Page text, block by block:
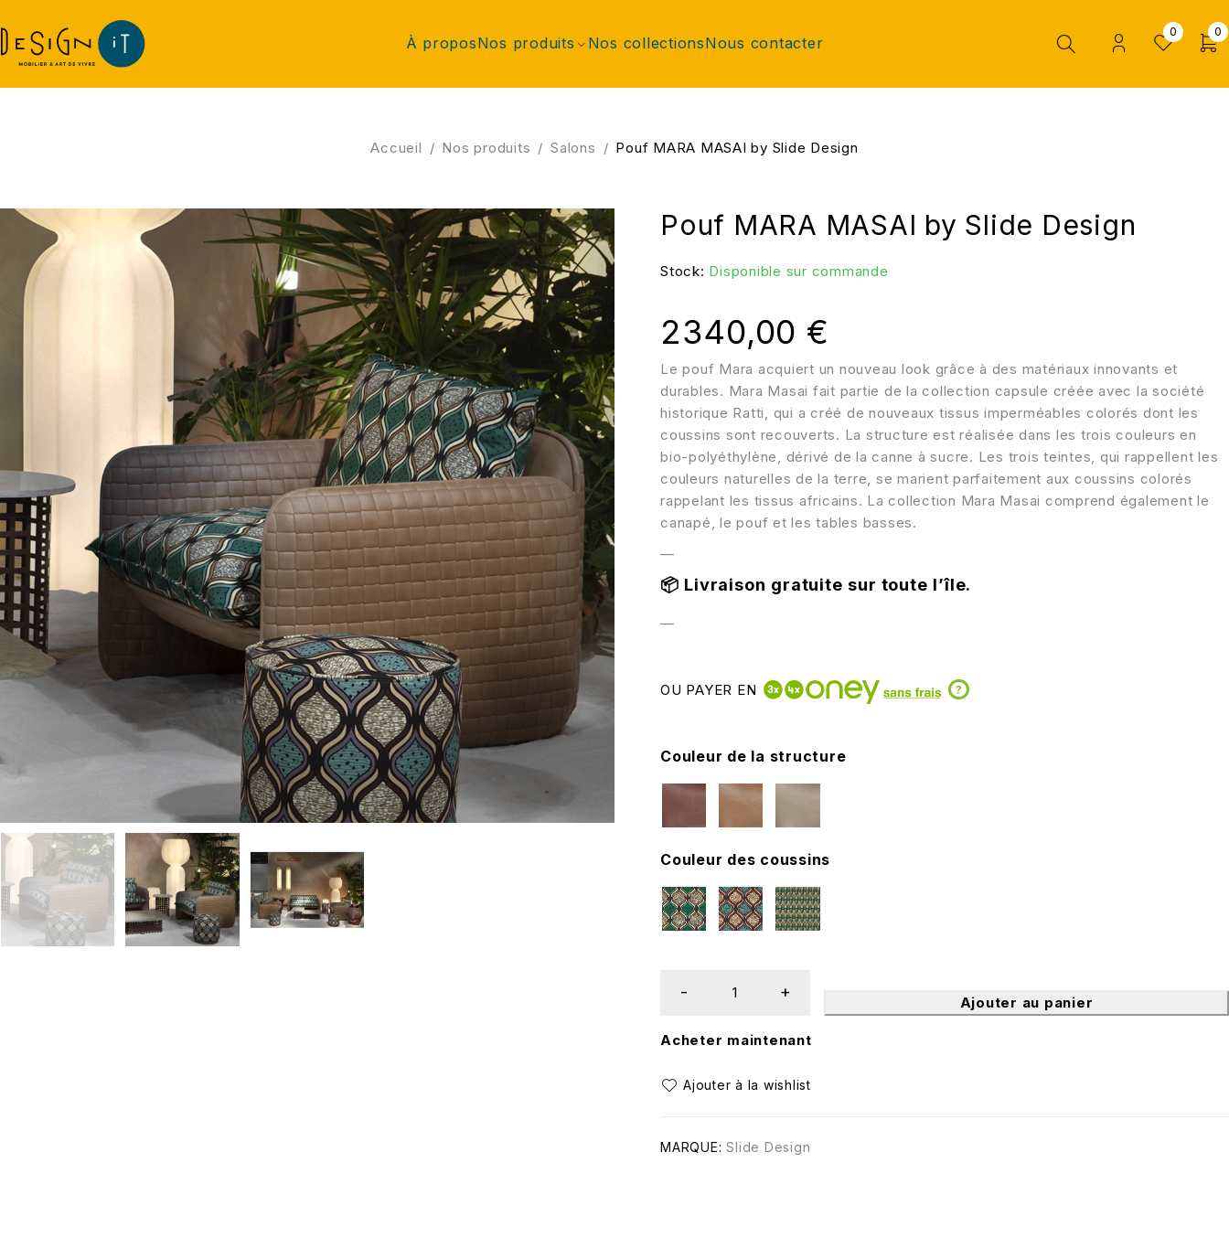
À proposNos produits Nos collectionsNous contacter
0 0
Accueil / Nos produits / Salons / Pouf MARA MASAI by Slide Design
Pouf MARA MASAI by Slide Design
Stock: Disponible sur commande
Le pouf Mara acquiert un nouveau look grâce à des matériaux innovants et
durables. Mara Masai fait partie de la collection capsule créée avec la société
historique Ratti, qui a créé de nouveaux tissus imperméables colorés dont les
coussins sont recouverts. La structure est réalisée dans les trois couleurs en
bio-polyéthylène, dérivé de la canne à sucre. Les trois teintes, qui rappellent les
couleurs naturelles de la terre, se marient parfaitement aux coussins colorés
rappelant les tissus africains. La collection Mara Masai comprend également le
canapé, le pouf et les tables basses.
—
📦 Livraison gratuite sur toute l’île.
—
2340,00 €
OU PAYER EN ?
Couleur de la structure
Couleur des coussins
Ajouter au panier
Acheter maintenant
MARQUE: Slide Design